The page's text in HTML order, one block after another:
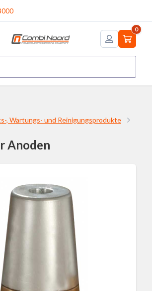
0
, Wartungs- und Reinigungsprodukte
Anoden